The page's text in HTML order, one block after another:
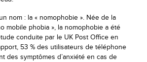
nom : la « nomophobie ». Née de la
mobile phobia », la nomophobie a été
conduite par le UK Post Office en
53 % des utilisateurs de téléphone
des symptômes d’anxiété en cas de